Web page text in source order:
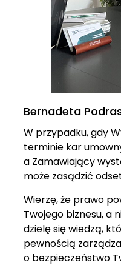
Bernadeta
W przypadku, gdy
terminie kar
a Zamawiający
może zasądzić
Wierzę, że prawo
Twojego biznesu, a
dzielę się wiedzą,
pewnością
o bezpieczeństwo